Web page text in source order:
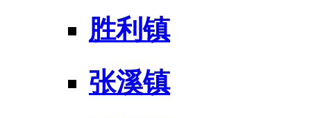
胜利镇
张溪镇